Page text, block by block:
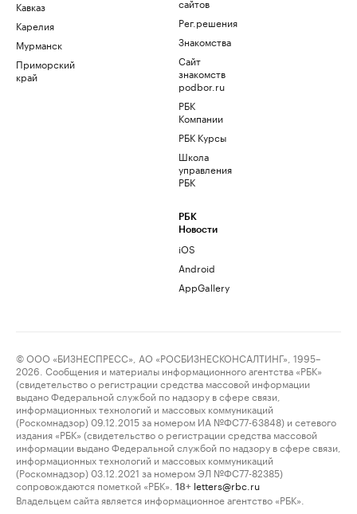
Кавказ
Карелия
Мурманск
Приморский
край
Рег.решения
Знакомства
Сайт
знакомств
podbor.ru
РБК
Компании
РБК Курсы
Школа
управления
РБК
РБК
Новости
iOS
Android
AppGallery
© ООО «БИЗНЕСПРЕСС», АО «РОСБИЗНЕСКОНСАЛТИНГ», 1995–
2026. Сообщения и материалы информационного агентства «РБК»
(свидетельство о регистрации средства массовой информации
выдано Федеральной службой по надзору в сфере связи,
информационных технологий и массовых коммуникаций
(Роскомнадзор) 09.12.2015 за номером ИА №ФС77-63848) и сетевого
издания «РБК» (свидетельство о регистрации средства массовой
информации выдано Федеральной службой по надзору в сфере связи,
информационных технологий и массовых коммуникаций
(Роскомнадзор) 03.12.2021 за номером ЭЛ №ФС77-82385)
сопровождаются пометкой «РБК».
18+ letters@rbc.ru
Владельцем сайта является информационное агентство «РБК».